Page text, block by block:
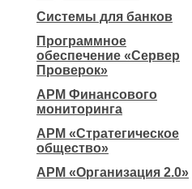
Системы для банков
Программное
обеспечение «Сервер
Проверок»
АРМ Финансового
мониторинга
АРМ «Стратегическое
общество»
АРМ «Организация 2.0»